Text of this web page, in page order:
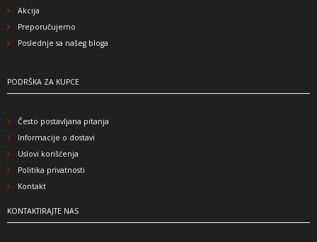
Akcija
Preporučujemo
Poslednje sa našeg bloga
PODRŠKA ZA KUPCE
Često postavljana pitanja
Informacije o dostavi
Uslovi korišćenja
Politika privatnosti
Kontakt
KONTAKTIRAJTE NAS